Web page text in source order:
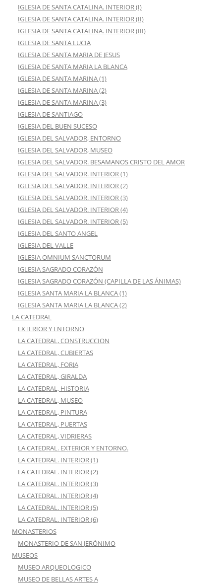
IGLESIA DE SANTA CATALINA. INTERIOR (I)
IGLESIA DE SANTA CATALINA. INTERIOR (II)
IGLESIA DE SANTA CATALINA. INTERIOR (III)
IGLESIA DE SANTA LUCIA
IGLESIA DE SANTA MARIA DE JESUS
IGLESIA DE SANTA MARIA LA BLANCA
IGLESIA DE SANTA MARINA (1)
IGLESIA DE SANTA MARINA (2)
IGLESIA DE SANTA MARINA (3)
IGLESIA DE SANTIAGO
IGLESIA DEL BUEN SUCESO
IGLESIA DEL SALVADOR, ENTORNO
IGLESIA DEL SALVADOR, MUSEO
IGLESIA DEL SALVADOR. BESAMANOS CRISTO DEL AMOR
IGLESIA DEL SALVADOR. INTERIOR (1)
IGLESIA DEL SALVADOR. INTERIOR (2)
IGLESIA DEL SALVADOR. INTERIOR (3)
IGLESIA DEL SALVADOR. INTERIOR (4)
IGLESIA DEL SALVADOR. INTERIOR (5)
IGLESIA DEL SANTO ANGEL
IGLESIA DEL VALLE
IGLESIA OMNIUM SANCTORUM
IGLESIA SAGRADO CORAZÓN
IGLESIA SAGRADO CORAZÓN (CAPILLA DE LAS ÁNIMAS)
IGLESIA SANTA MARIA LA BLANCA (1)
IGLESIA SANTA MARIA LA BLANCA (2)
LA CATEDRAL
EXTERIOR Y ENTORNO
LA CATEDRAL, CONSTRUCCION
LA CATEDRAL, CUBIERTAS
LA CATEDRAL, FORJA
LA CATEDRAL, GIRALDA
LA CATEDRAL, HISTORIA
LA CATEDRAL, MUSEO
LA CATEDRAL, PINTURA
LA CATEDRAL, PUERTAS
LA CATEDRAL, VIDRIERAS
LA CATEDRAL. EXTERIOR Y ENTORNO.
LA CATEDRAL. INTERIOR (1)
LA CATEDRAL. INTERIOR (2)
LA CATEDRAL. INTERIOR (3)
LA CATEDRAL. INTERIOR (4)
LA CATEDRAL. INTERIOR (5)
LA CATEDRAL. INTERIOR (6)
MONASTERIOS
MONASTERIO DE SAN JERÓNIMO
MUSEOS
MUSEO ARQUEOLOGICO
MUSEO DE BELLAS ARTES A